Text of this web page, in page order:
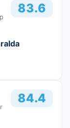
83.6
84.4